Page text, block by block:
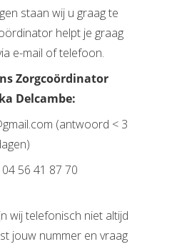
staan wij u graag te
helpt je graag
e-mail of telefoon.
Zorgcoördinator
Delcambe:
(antwoord < 3
04 56 41 87 70
wij telefonisch niet altijd
jouw nummer en vraag